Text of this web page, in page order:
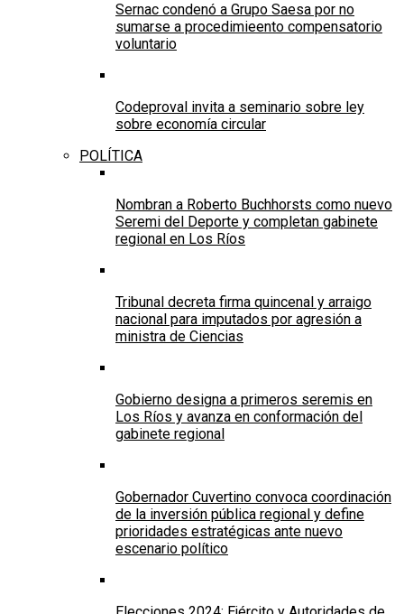
Sernac condenó a Grupo Saesa por no
sumarse a procedimieento compensatorio
voluntario
Codeproval invita a seminario sobre ley
sobre economía circular
POLÍTICA
Nombran a Roberto Buchhorsts como nuevo
Seremi del Deporte y completan gabinete
regional en Los Ríos
Tribunal decreta firma quincenal y arraigo
nacional para imputados por agresión a
ministra de Ciencias
Gobierno designa a primeros seremis en
Los Ríos y avanza en conformación del
gabinete regional
Gobernador Cuvertino convoca coordinación
de la inversión pública regional y define
prioridades estratégicas ante nuevo
escenario político